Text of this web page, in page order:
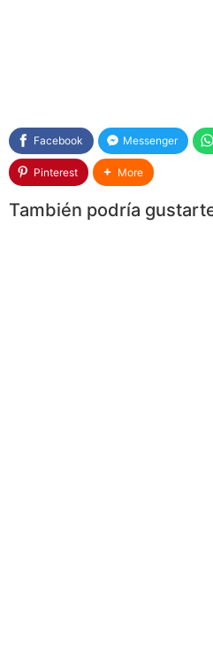
Facebook Messenger
Pinterest More
También podría